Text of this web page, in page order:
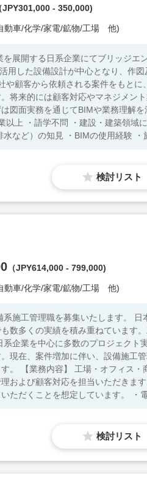
JPY301,000 - 350,000)
動車/化学/家電/鉱物/工場 他)
を展開する日系企業にてブリッジ
用した設備設計が中心となり、作
将来的には顧客対応やマネジメン
図面実務を通じてBIMや業務理解
など）の知見 ・BIMの使用経験
検討リスト
（JPY614,000 - 799,000)
動車/化学/家電/鉱物/工場 他)
系施工管理職を募集いたします。
数多くの実績を積み重ねています
企業を中心に多数のプロジェクト
現在、案件増加に伴い、設備施工
トにおい
および顧客対応を担当いただきま
ます。 ・電気設備、空調設備を中心とした施工管
の英語力 ・電
迎条件】 ・電気工事施工管理技士 ・管工事
関連資格保有者
検討リスト